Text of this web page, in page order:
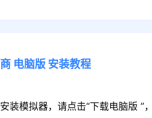
电脑版 安装教程
模拟器，请点击“下载电脑版 ”